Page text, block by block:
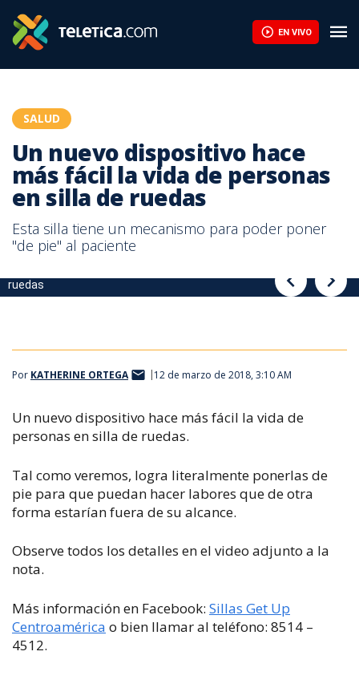
EN VIVO
SALUD
Un nuevo dispositivo hace
más fácil la vida de personas
en silla de ruedas
Esta silla tiene un mecanismo para poder poner
"de pie" al paciente
ruedas
ruedas
Por KATHERINE ORTEGA 12 de marzo de 2018, 3:10 AM
Un nuevo dispositivo hace más fácil la vida de
personas en silla de ruedas.
Tal como veremos, logra literalmente ponerlas de
pie para que puedan hacer labores que de otra
forma estarían fuera de su alcance.
Observe todos los detalles en el video adjunto a la
nota.
Más información en Facebook: Sillas Get Up
Centroamérica o bien llamar al teléfono: 8514 –
4512.